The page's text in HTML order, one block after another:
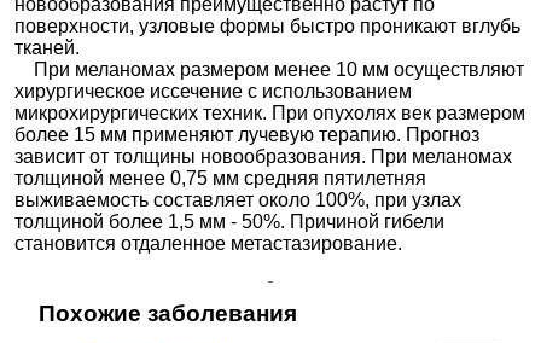
поверхности, узловые формы быстро проникают вглубь
тканей.
При меланомах размером менее 10 мм осуществляют
хирургическое иссечение с использованием
микрохирургических техник. При опухолях век размером
более 15 мм применяют лучевую терапию. Прогноз
зависит от толщины новообразования. При меланомах
толщиной менее 0,75 мм средняя пятилетняя
выживаемость составляет около 100%, при узлах
толщиной более 1,5 мм - 50%. Причиной гибели
становится отдаленное метастазирование.
Похожие заболевания